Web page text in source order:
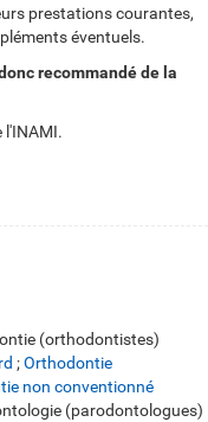
prestations courantes,
éventuels.
recommandé de la
l'INAMI.
(orthodontistes)
;Orthodontie
non conventionné
(parodontologues)